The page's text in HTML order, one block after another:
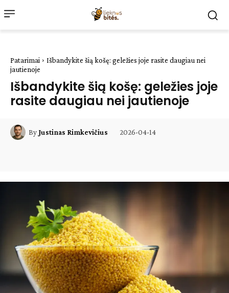
Patarimai
Išbandykite šią košę: geležies joje rasite daugiau nei
jautienoje
Išbandykite šią košę: geležies joje
rasite daugiau nei jautienoje
ByJustinas Rimkevičius 2026-04-14